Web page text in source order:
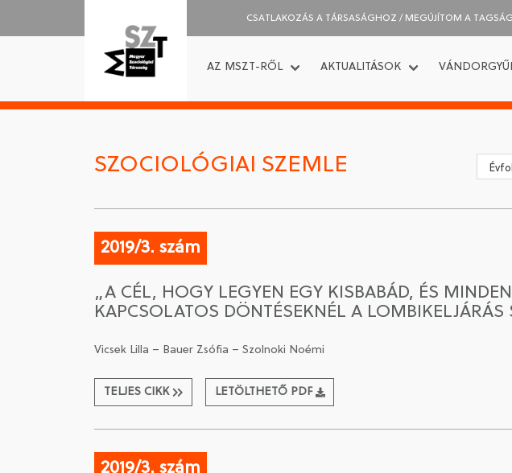
CSATLAKOZÁS A TÁRSASÁGHOZ / MEGÚJÍTOM A
AZ MSZT-RŐL AKTUALITÁSOK
SZOCIOLÓGIAI SZEMLE
2019/3. szám
„A CÉL, HOGY LEGYEN EGY KISBABÁD, ÉS
KAPCSOLATOS DÖNTÉSEKNÉL A LOMBIKELJÁRÁS
Vicsek Lilla – Bauer Zsófia – Szolnoki Noémi
TELJES CIKK LETÖLTHETŐ PDF
2019/3. szám